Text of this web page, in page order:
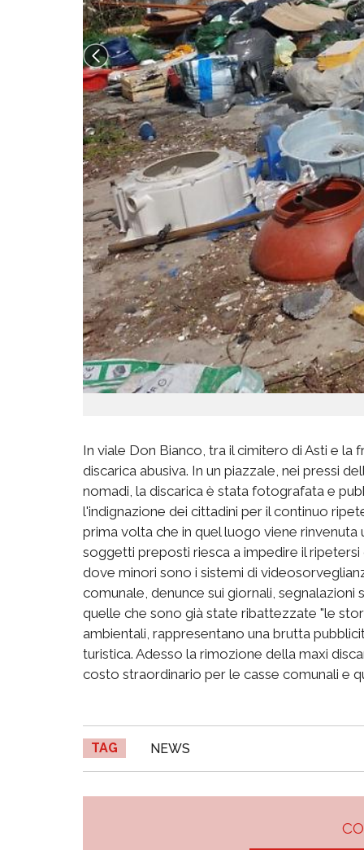
In viale Don Bianco, tra il cimitero di Asti e la
discarica abusiva. In un piazzale, nei pressi
nomadi, la discarica è stata fotografata e
l'indignazione dei cittadini per il continuo
prima volta che in quel luogo viene rinvenuta
soggetti preposti riesca a impedire il
dove minori sono i sistemi di
comunale, denunce sui giornali,
quelle che sono già state ribattezzate "le
ambientali, rappresentano una brutta
turistica. Adesso la rimozione della maxi
costo straordinario per le casse comunali e
TAG NEWS